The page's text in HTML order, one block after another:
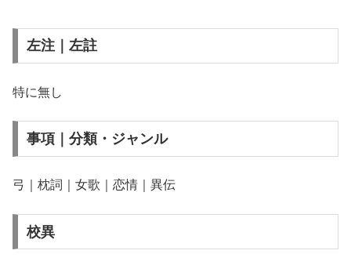
左注｜左註
特に無し
事項｜分類・ジャンル
弓｜枕詞｜女歌｜恋情｜異伝
校異